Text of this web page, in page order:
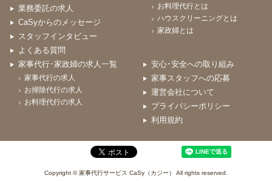
業務委託の求人
CaSyからのメッセージ
スタッフインタビュー
よくある質問
お料理代行とは
ハウスクリーニングとは
家政婦とは
家事代行･家政婦の求人一覧
家事代行の求人
お掃除代行の求人
お料理代行の求人
安心･安全への取り組み
家事スタッフへの応募
運営会社について
プライバシーポリシー
利用規約
Copyright © 家事代行サービス CaSy（カジー） All rights reserved.